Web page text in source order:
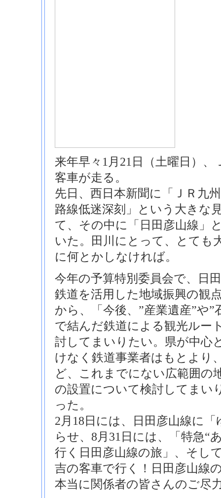
来年早々1月21日（土曜日）、
客車が走る。
先日、西日本新聞に「ＪＲ九
路線低迷深刻」という大きな
て、その中に「日田彦山線」
いた。田川にとって、とても
に何とかしなければ。
今年の予算特別委員会で、日
鉄道を活用した地域振興の観
から、「今後、”産業遺産”や
で結んだ鉄道による観光ルー
討してまいりたい。県が中心
けなく鉄道事業者はもとより
ど、これまでにない広範囲の
の設置について検討してまい
った。
2月18日には、日田彦山線に
らせ、8月31日には、「特急“
行く日田彦山線の旅」、そし
吉の客車で行く！日田彦山線
本当に関係者の皆さんのご尽